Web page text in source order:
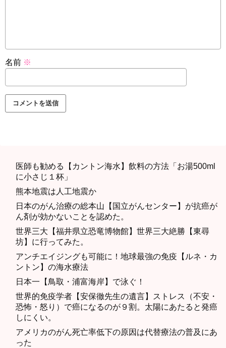
名前 ※
医師も勧める【カントン海水】飲料の方法「お湯500ml
に小さじ１杯」
熊本地震は人工地震か
日本のがん治療の総本山【国立がんセンター】が抗癌が
ん剤が効かないことを認めた。
世界三大【福井県立恐竜博物館】世界三大絶勝【東尋
坊】に行ってみた。
アンチエイジングも可能に！地球最強の免疫【ルネ・カ
ントン】の海水療法
日本一【鳥取・浦富海岸】で泳ぐ！
世界的免疫学者【安保徹先生の遺言】ストレス（不安・
恐怖・怒り）で癌になるのが９割。太陽にあたると発癌
しにくい。
アメリカのがん死亡率低下の原因は代替療法の普及にあ
った